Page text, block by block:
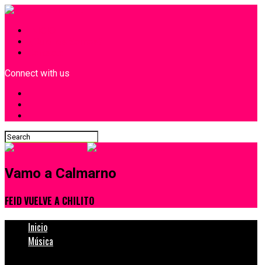
Connect with us
Vamo a Calmarno
FEID VUELVE A CHILITO
Inicio
Música